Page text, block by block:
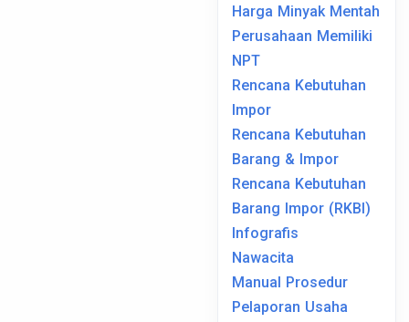
Harga Minyak Mentah
Perusahaan Memiliki
NPT
Rencana Kebutuhan
Impor
Rencana Kebutuhan
Barang & Impor
Rencana Kebutuhan
Barang Impor (RKBI)
Infografis
Nawacita
Manual Prosedur
Pelaporan Usaha